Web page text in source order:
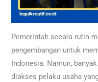
Pemerintah secara rutin
pengembangan untuk
Indonesia. Namun,
diakses pelaku usaha